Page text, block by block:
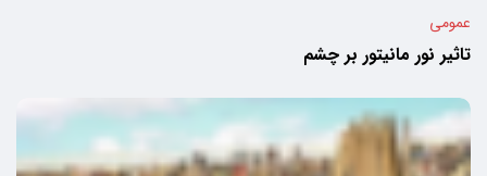
عمومی
تاثیر نور مانیتور بر چشم